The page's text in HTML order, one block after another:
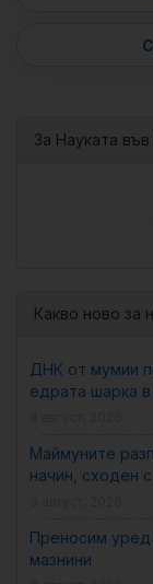
За Науката
Какво ново за
ДНК от мумии
едрата шарка
Маймуните
начин, сходен
Преносим уред
мазнини